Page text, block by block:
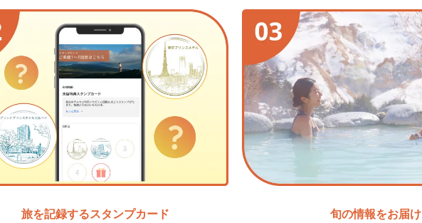
旅を記録するスタンプカード
旬の情報をお届け